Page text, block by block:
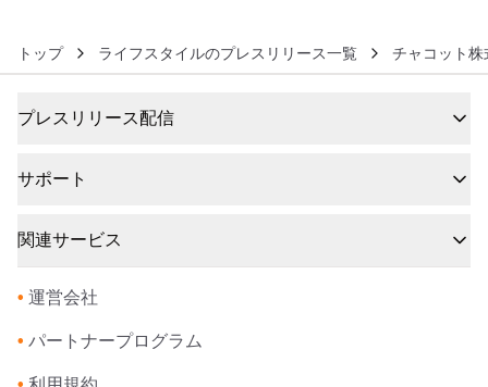
トップ ライフスタイルのプレスリリース一覧 チャコット
プレスリリース配信
サポート
関連サービス
• 運営会社
• パートナープログラム